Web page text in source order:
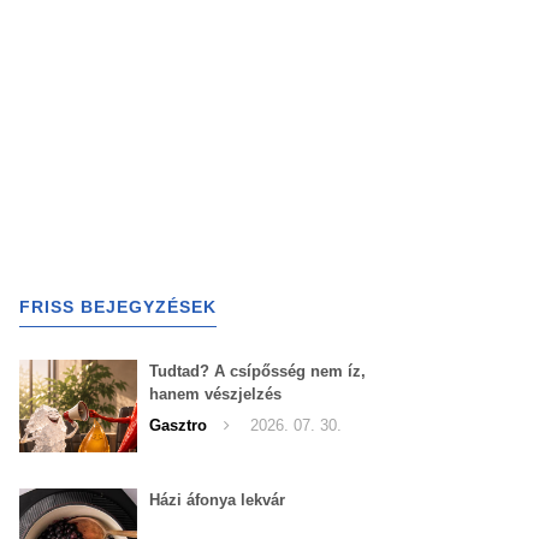
FRISS BEJEGYZÉSEK
Tudtad? A csípősség nem íz,
hanem vészjelzés
Gasztro
2026. 07. 30.
Házi áfonya lekvár